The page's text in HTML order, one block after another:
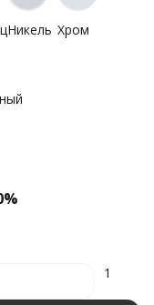
Никель Хром
1